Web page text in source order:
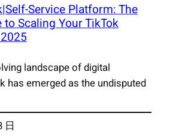
Service Platform: The
Scaling Your TikTok
landscape of digital
has emerged as the undisputed
日